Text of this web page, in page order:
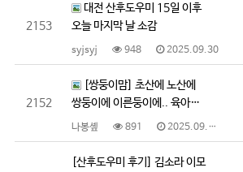
2153
대전 산후도우미 15일 이후
오늘 마지막 날 소감
syjsyj 948 2025.09.30
2152
[쌍둥이맘] 초산에 노산에
쌍둥이에 이른둥이에.. 육아…
나봉솊 891 2025.09.30
[산후도우미 후기] 김소라 이모